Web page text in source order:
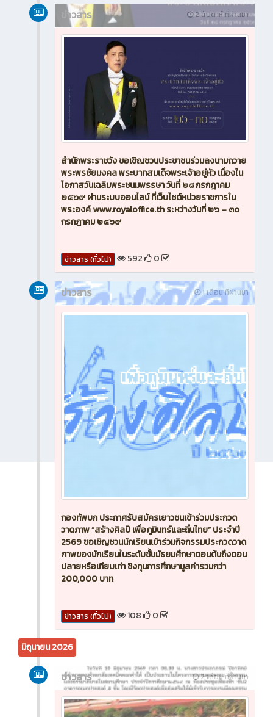
2 สัปดาห์ ที่ผ่านมา
ข่าวสาร
สำนักพระราชวัง ขอเชิญชวนประชาชนร่วมลงนามถวาย
พระพรชัยมงคล พระบาทสมเด็จพระเจ้าอยู่หัว เนื่องใน
โอกาสวันเฉลิมพระชนมพรรษา วันที่ ๒๘ กรกฎาคม
๒๕๖๙ ผ่านระบบออนไลน์ ที่เว็บไซต์หน่วยราชการใน
พระองค์ www.royaloffice.th ระหว่างวันที่ ๒๖ – ๓๐
กรกฎาคม ๒๕๖๙
ข่าวสาร (ทั่วไป) 592 0
1 เดือน ที่ผ่านมา
ข่าวสาร
กองทัพบก ประกาศรับสมัครเยาวชนเข้าร่วมประกวด
วาดภาพ “สร้างศิลป์ เพื่อภูมินทร์และถิ่นไทย” ประจำปี
2569 ขอเชิญชวนนักเรียนเข้าร่วมกิจกรรมประกวดวาด
ภาพของนักเรียนในระดับชั้นมัธยมศึกษาตอนต้นถึงตอน
ปลายหรือเทียบเท่า ชิงทุนการศึกษามูลค่ารวมกว่า
200,000 บาท
ข่าวสาร (ทั่วไป) 108 0
มิถุนายน 2026
2 เดือน ที่ผ่านมา
ข่าวสาร